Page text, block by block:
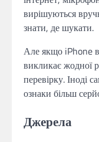
вирішуються
знати, де шукати.
Але якщо iPhone
викликає жодної
перевірку. Іноді
ознаки більш
Джерела